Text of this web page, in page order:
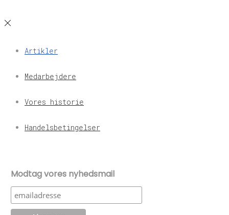
Artikler
Medarbejdere
Vores historie
Handelsbetingelser
Modtag vores nyhedsmail